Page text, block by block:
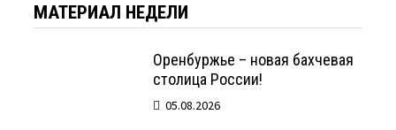
МАТЕРИАЛ НЕДЕЛИ
Оренбуржье – новая бахчевая
столица России!
05.08.2026